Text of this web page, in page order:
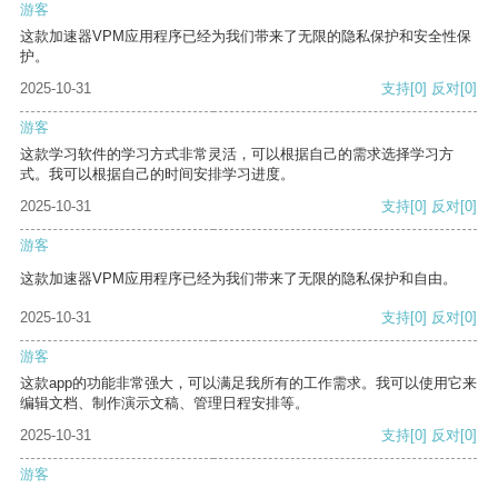
游客
这款加速器VPM应用程序已经为我们带来了无限的隐私保护和安全性保
护。
2025-10-31
支持[0] 反对[0]
游客
这款学习软件的学习方式非常灵活，可以根据自己的需求选择学习方
式。我可以根据自己的时间安排学习进度。
2025-10-31
支持[0] 反对[0]
游客
这款加速器VPM应用程序已经为我们带来了无限的隐私保护和自由。
2025-10-31 支持[0] 反对[0]
游客
这款app的功能非常强大，可以满足我所有的工作需求。我可以使用它来
编辑文档、制作演示文稿、管理日程安排等。
2025-10-31
支持[0] 反对[0]
游客